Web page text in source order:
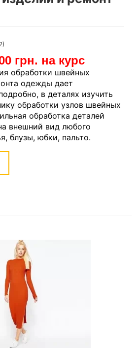
грн. на курс
обработки швейных
одежды дает
в деталях изучить
обработки узлов швейных
обработка деталей
внешний вид любого
блузы, юбки, пальто.